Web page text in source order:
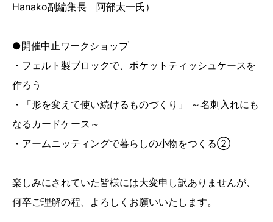
Hanako副編集長 阿部太一氏）
●開催中止ワークショップ
・フェルト製ブロックで、ポケットティッシュケースを
作ろう
・「形を変えて使い続けるものづくり」 ～名刺入れにも
なるカードケース～
・アームニッティングで暮らしの小物をつくる②
楽しみにされていた皆様には大変申し訳ありませんが、
何卒ご理解の程、よろしくお願いいたします。